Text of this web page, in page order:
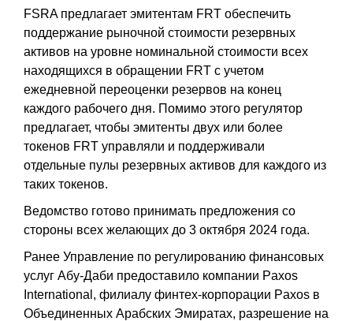
FSRA предлагает эмитентам FRT обеспечить
поддержание рыночной стоимости резервных
активов на уровне номинальной стоимости всех
находящихся в обращении FRT с учетом
ежедневной переоценки резервов на конец
каждого рабочего дня. Помимо этого регулятор
предлагает, чтобы эмитенты двух или более
токенов FRT управляли и поддерживали
отдельные пулы резервных активов для каждого из
таких токенов.
Ведомство готово принимать предложения со
стороны всех желающих до 3 октября 2024 года.
Ранее Управление по регулированию финансовых
услуг Абу-Даби предоставило компании Paxos
International, филиалу финтех-корпорации Paxos в
Объединенных Арабских Эмиратах, разрешение на